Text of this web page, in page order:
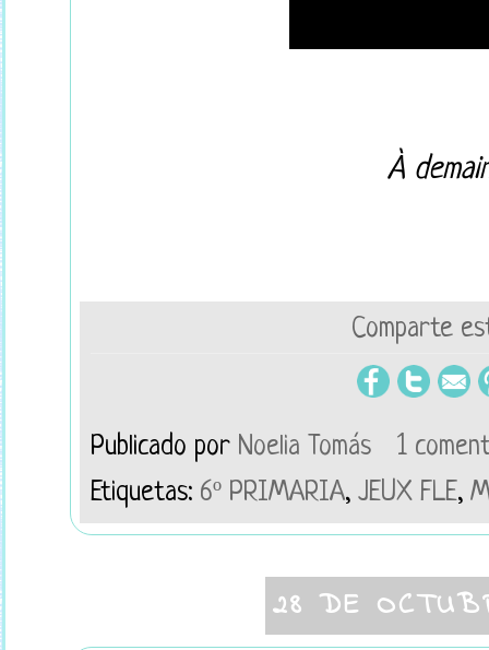
À
Comparte
Publicado por Noelia Tomás
1
Etiquetas: 6º PRIMARIA, JEUX FLE,
28 DE